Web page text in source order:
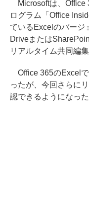
Microsoftは、Office
ログラム「Office
ているExcelのバージ
Driveまたは
リアルタイム共同編
Office 365のExcel
ったが、今回さらに
認できるようになった